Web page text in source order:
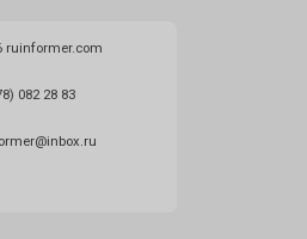
ruinformer.com
082 28 83